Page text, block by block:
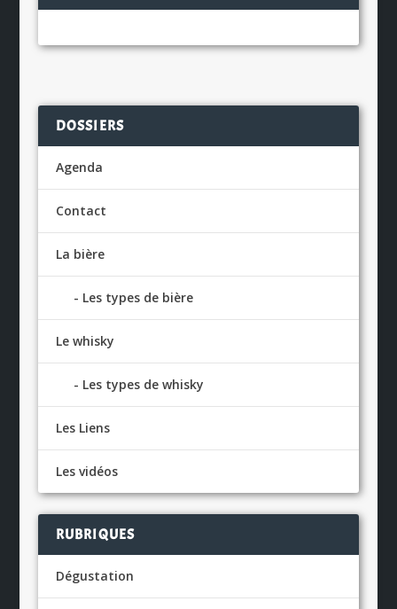
DOSSIERS
Agenda
Contact
La bière
Les types de bière
Le whisky
Les types de whisky
Les Liens
Les vidéos
RUBRIQUES
Dégustation